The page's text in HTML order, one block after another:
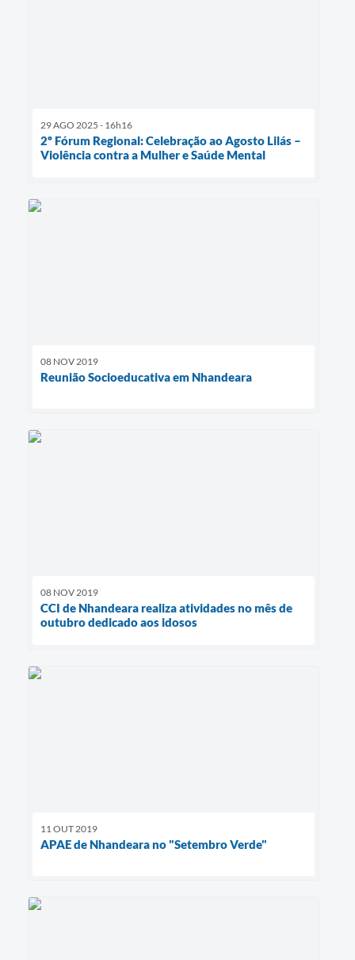
29 AGO 2025 - 16h16
2º Fórum Regional: Celebração ao Agosto Lilás –
Violência contra a Mulher e Saúde Mental
08 NOV 2019
Reunião Socioeducativa em Nhandeara
08 NOV 2019
CCI de Nhandeara realiza atividades no mês de
outubro dedicado aos idosos
11 OUT 2019
APAE de Nhandeara no "Setembro Verde"